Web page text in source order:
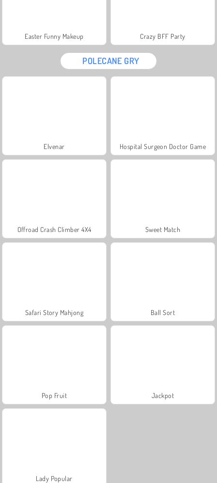
Easter Funny Makeup Crazy BFF Party
POLECANE GRY
Elvenar Hospital Surgeon Doctor Game
Offroad Crash Climber 4X4 Sweet Match
Safari Story Mahjong Ball Sort
Pop Fruit Jackpot
Lady Popular